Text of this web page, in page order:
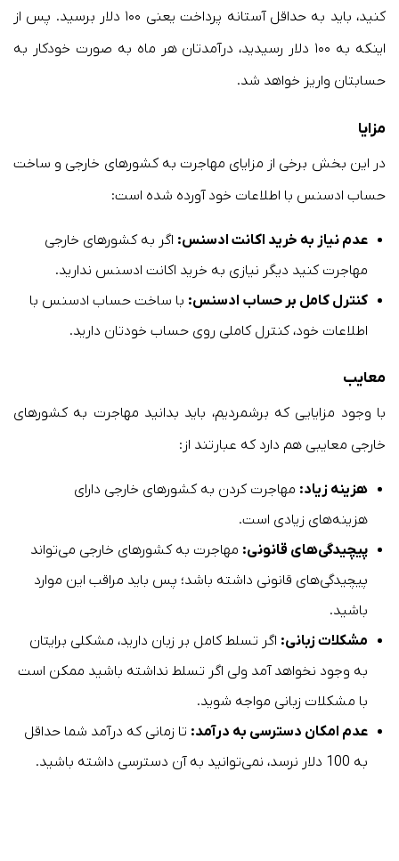
کنید، باید به حداقل آستانه پرداخت یعنی ۱۰۰ دلار برسید. پس از
اینکه به ۱۰۰ دلار رسیدید، درآمدتان هر ماه به صورت خودکار به
حسابتان واریز خواهد شد.
مزایا
در این بخش برخی از مزایای مهاجرت به کشورهای خارجی و ساخت
حساب ادسنس با اطلاعات خود آورده شده است:
عدم نیاز به خرید اکانت ادسنس: اگر به کشورهای خارجی
مهاجرت کنید دیگر نیازی به خرید اکانت ادسنس ندارید.
کنترل کامل بر حساب ادسنس: با ساخت حساب ادسنس با
اطلاعات خود، کنترل کاملی روی حساب خودتان دارید.
معایب
با وجود مزایایی که برشمردیم، باید بدانید مهاجرت به کشورهای
خارجی معایبی هم دارد که عبارتند از:
هزینه زیاد: مهاجرت کردن به کشورهای خارجی دارای
هزینه‌های زیادی است.
پیچیدگی‌های قانونی: مهاجرت به کشورهای خارجی می‌تواند
پیچیدگی‌های قانونی داشته باشد؛ پس باید مراقب این موارد
باشید.
مشکلات زبانی: اگر تسلط کامل بر زبان دارید، مشکلی برایتان
به وجود نخواهد آمد ولی اگر تسلط نداشته باشید ممکن است
با مشکلات زبانی مواجه شوید.
عدم امکان دسترسی به درآمد: تا زمانی که درآمد شما حداقل
به 100 دلار نرسد، نمی‌توانید به آن دسترسی داشته باشید.